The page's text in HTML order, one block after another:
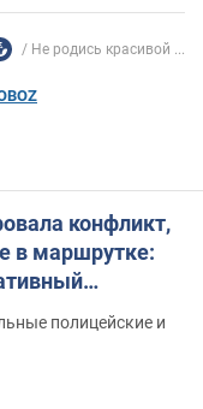
Не родись красивой ...
конфликт,
в маршрутке:
полицейские и